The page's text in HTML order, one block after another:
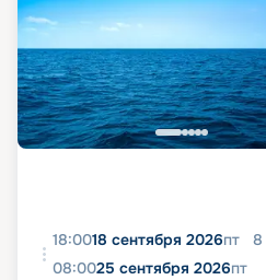
18:0018 сентября 2026пт 8
08:0025 сентября 2026пт